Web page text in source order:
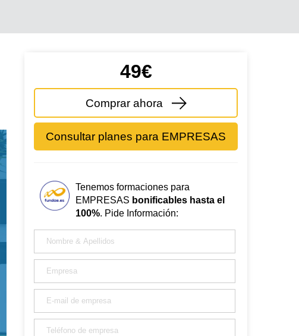
49€
Comprar ahora
Consultar planes para EMPRESAS
Tenemos formaciones para
EMPRESAS bonificables hasta el
100%. Pide Información: